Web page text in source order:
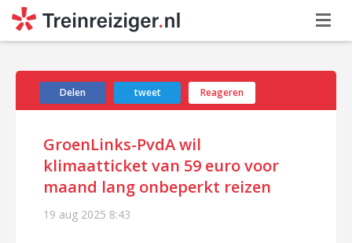
Delen tweet Reageren
GroenLinks-PvdA wil
klimaatticket van 59 euro voor
maand lang onbeperkt reizen
19 aug 2025 8:43